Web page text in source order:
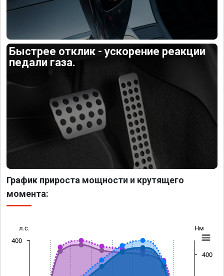
Быстрее отклик - ускорение реакции
педали газа.
График прироста мощности и крутящего
момента:
л.с. Нм
400
400